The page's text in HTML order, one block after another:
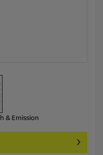
& Emission